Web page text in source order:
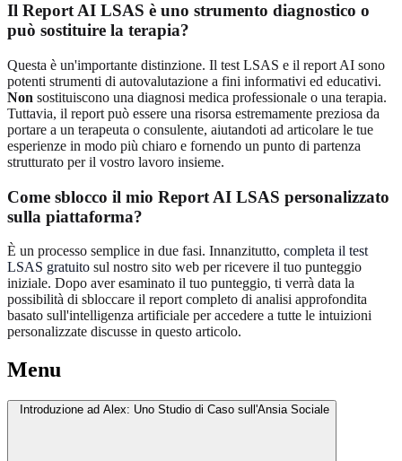
Il Report AI LSAS è uno strumento diagnostico o
può sostituire la terapia?
Questa è un'importante distinzione. Il test LSAS e il report AI sono
potenti strumenti di autovalutazione a fini informativi ed educativi.
Non sostituiscono una diagnosi medica professionale o una terapia.
Tuttavia, il report può essere una risorsa estremamente preziosa da
portare a un terapeuta o consulente, aiutandoti ad articolare le tue
esperienze in modo più chiaro e fornendo un punto di partenza
strutturato per il vostro lavoro insieme.
Come sblocco il mio Report AI LSAS personalizzato
sulla piattaforma?
È un processo semplice in due fasi. Innanzitutto, completa il test
LSAS gratuito sul nostro sito web per ricevere il tuo punteggio
iniziale. Dopo aver esaminato il tuo punteggio, ti verrà data la
possibilità di sbloccare il report completo di analisi approfondita
basato sull'intelligenza artificiale per accedere a tutte le intuizioni
personalizzate discusse in questo articolo.
Menu
Introduzione ad Alex: Uno Studio di Caso sull'Ansia Sociale